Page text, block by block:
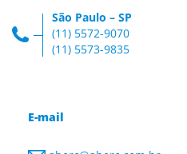
São Paulo – SP
(11) 5572-9070
(11) 5573-9835
E-mail